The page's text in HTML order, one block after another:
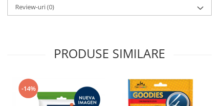
Review-uri(0)
PRODUSE SIMILARE
-14%